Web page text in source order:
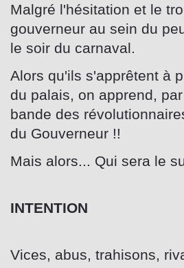
Malgré l'hésitation et le
gouverneur au sein du
le soir du carnaval.
Alors qu'ils s'apprêtent à
du palais, on apprend,
bande des
du Gouverneur !!
Mais alors... Qui sera le
INTENTION
Vices, abus, trahisons,